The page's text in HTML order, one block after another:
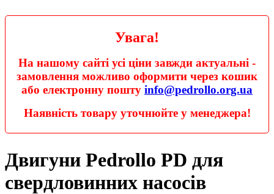
Увага!
На нашому сайті усі ціни завжди актуальні -
замовлення можливо оформити через кошик
або електронну пошту info@pedrollo.org.ua
Наявність товару уточнюйте у менеджера!
Двигуни Pedrollo PD для
свердловинних насосів